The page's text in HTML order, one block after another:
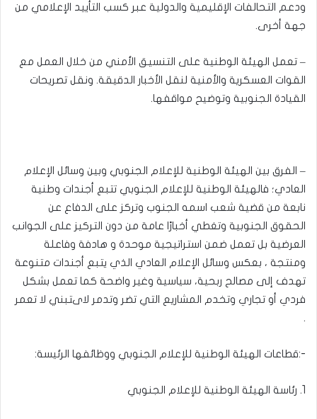
ودعم التحالفات الإقليمية والدولية عبر كسب التأييد الإعلامي من
جهة أخرى.
– تعمل الهيئة الوطنية على التنسيق الأمني من خلال العمل مع
القوات العسكرية والأمنية لنقل الأخبار الدقيقة. ونقل تصريحات
القيادة الجنوبية وتوضيح مواقفها.
– الفرق بين الهيئة الوطنية للإعلام الجنوبي وبين وسائل الإعلام
العادي؛ فالهيئة الوطنية للإعلام الجنوبي تتبع أجندات وطنية
نابعة من قضية شعب اسمه الجنوب وتركز على الدفاع عن
الحقوق الجنوبية وتغطي أخبارًا عامة من دون التركيز على الجوانب
العرضية بل تعمل ضمن استراتيجية موحدة و هادفة وفاعلة
ومنتجة ، بعكس وسائل الإعلام العادي الذي يتبع أجندات متنوعة
تهدف إلى مصالح ربحية، سياسية وغير واضحة كما تعمل بشكل
فردي أو تجاري وتخدم المشاريع التي تضر وتدمر لاىتبني لا تعمر
.
-:قطاعات الهيئة الوطنية للإعلام الجنوبي ووظائفها الرئيسة:
1. رئاسة الهيئة الوطنية للإعلام الجنوبي